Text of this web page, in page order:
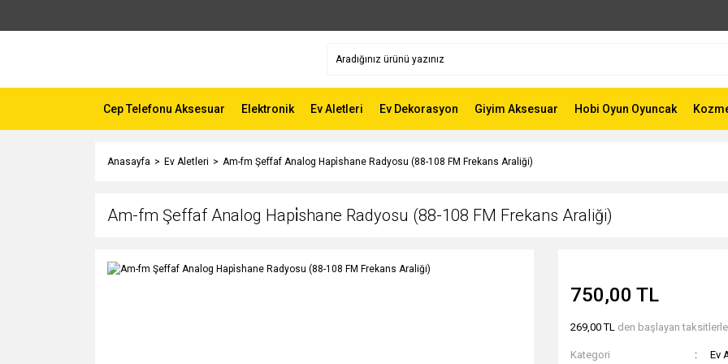
Cep Telefonu Aksesuar Elektronik Ev Aletleri Ev Dekorasyon Giyim Aksesuar Hobi Oyun Oyuncak
Anasayfa Ev Aletleri Am-fm Şeffaf Analog Hapi̇shane Radyosu (88-108 FM Frekans Araliği)
Am-fm Şeffaf Analog Hapi̇shane Radyosu (88-108 FM Frekans Araliği)
750,00 TL
269,00 TL den başlayan
Kategori
Ev